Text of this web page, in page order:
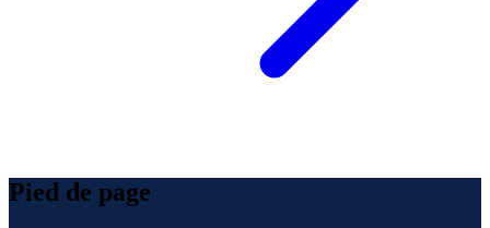
Pied de page